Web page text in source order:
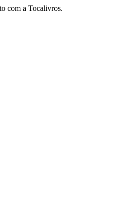
com a Tocalivros.